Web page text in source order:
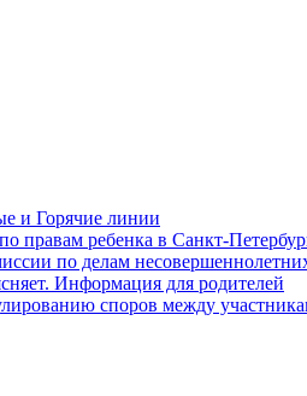
и Горячие линии
правам ребенка в Санкт-
по делам
Информация для родителей
споров между